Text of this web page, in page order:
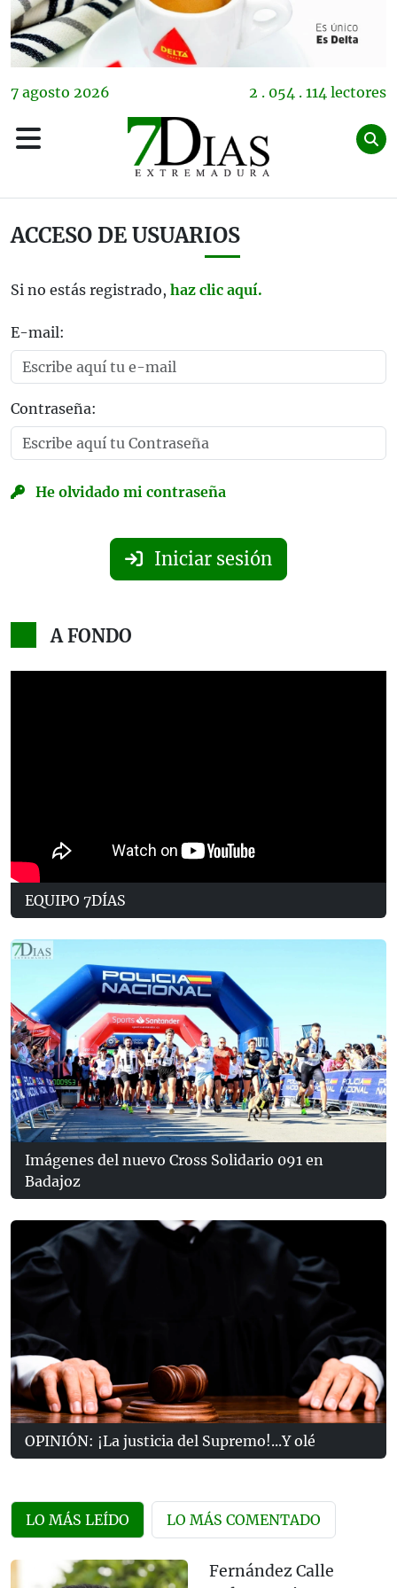
7 agosto 2026 2 . 054 . 114 lectores
ACCESO DE USUARIOS
Si no estás registrado, haz clic aquí.
E-mail:
Contraseña:
He olvidado mi contraseña
Iniciar sesión
A FONDO
EQUIPO 7DÍAS
Imágenes del nuevo Cross Solidario 091 en
Badajoz
OPINIÓN: ¡La justicia del Supremo!...Y olé
LO MÁS LEÍDO LO MÁS COMENTADO
Fernández Calle